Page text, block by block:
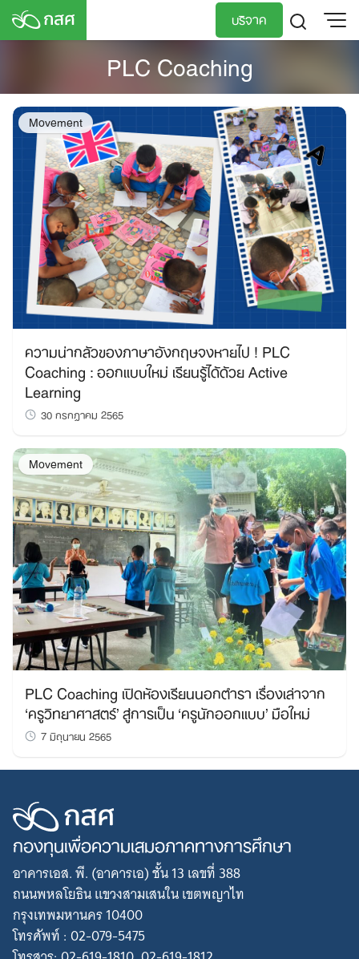
Skip
บริจาค
PLC Coaching
Movement
ความน่ากลัวของภาษาอังกฤษจงหายไป ! PLC
Coaching : ออกแบบใหม่ เรียนรู้ได้ด้วย Active
Learning
30 กรกฎาคม 2565
Movement
PLC Coaching เปิดห้องเรียนนอกตำรา เรื่องเล่าจาก
‘ครูวิทยาศาสตร์’ สู่การเป็น ‘ครูนักออกแบบ’ มือใหม่
7 มิถุนายน 2565
กองทุนเพื่อความเสมอภาคทางการศึกษา
อาคารเอส. พี. (อาคารเอ) ชั้น 13 เลขที่ 388
ถนนพหลโยธิน แขวงสามเสนใน เขตพญาไท
กรุงเทพมหานคร 10400
โทรศัพท์ : 02-079-5475